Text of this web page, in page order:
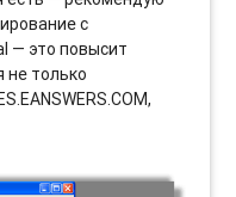
с
— это повысит
не только